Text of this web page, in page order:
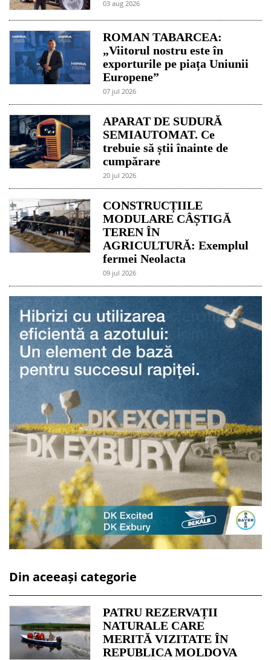
03 aug 2026
ROMAN TABARCEA:
„Viitorul nostru este în
exporturile pe piața Uniunii
Europene”
07 jul 2026
APARAT DE SUDURĂ
SEMIAUTOMAT. Ce
trebuie să știi înainte de
cumpărare
20 jul 2026
CONSTRUCȚIILE
MODULARE CÂȘTIGĂ
TEREN ÎN
AGRICULTURĂ: Exemplul
fermei Neolacta
09 jul 2026
Din aceeași categorie
PATRU REZERVAȚII
NATURALE CARE
MERITĂ VIZITATE ÎN
REPUBLICA MOLDOVA